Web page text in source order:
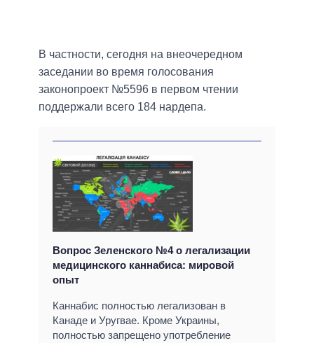
В частности, сегодня на внеочередном
заседании во время голосования
законопроект №5596 в первом чтении
поддержали всего 184 нардепа.
Вопрос Зеленского №4 о легализации
медицинского каннабиса: мировой
опыт
Каннабис полностью легализован в
Канаде и Уругвае. Кроме Украины,
полностью запрещено употребление